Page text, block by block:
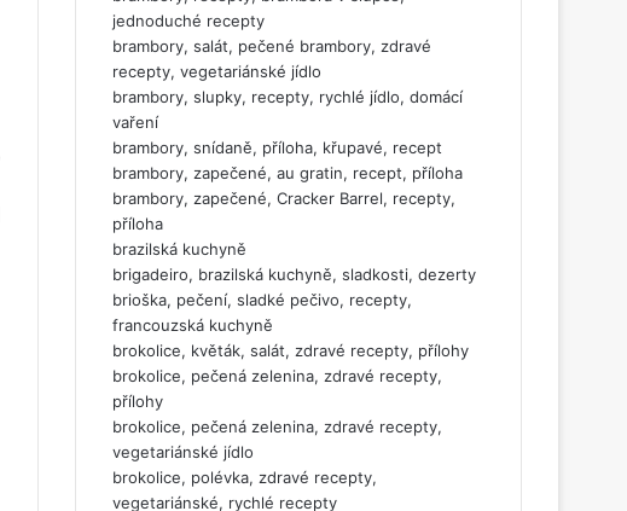
jednoduché recepty
brambory, salát, pečené brambory, zdravé
recepty, vegetariánské jídlo
brambory, slupky, recepty, rychlé jídlo, domácí
vaření
brambory, snídaně, příloha, křupavé, recept
brambory, zapečené, au gratin, recept, příloha
brambory, zapečené, Cracker Barrel, recepty,
příloha
brazilská kuchyně
brigadeiro, brazilská kuchyně, sladkosti, dezerty
brioška, pečení, sladké pečivo, recepty,
francouzská kuchyně
brokolice, květák, salát, zdravé recepty, přílohy
brokolice, pečená zelenina, zdravé recepty,
přílohy
brokolice, pečená zelenina, zdravé recepty,
vegetariánské jídlo
brokolice, polévka, zdravé recepty,
vegetariánské, rychlé recepty